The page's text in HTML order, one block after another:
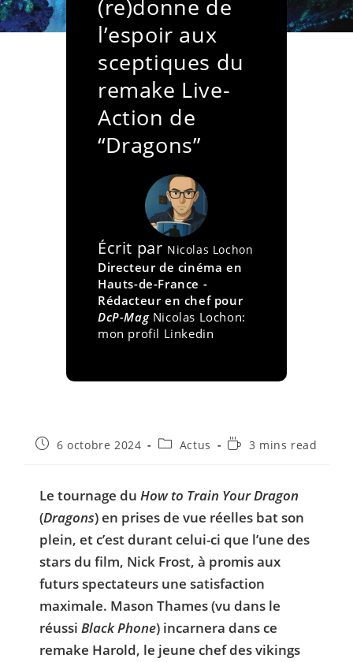
(re)donne de
l’espoir aux
sceptiques du
remake Live-
Action de
“Dragons”
Écrit par Nicolas Lochon
Directeur de cinéma en
Hauts-de-France -
Rédacteur en chef pour
DcP-Mag Nicolas Lochon:
mon profil Linkedin
Publication
6 octobre 2024
PostActus
Temps3 mins read
Le tournage du How to Train Your Dragon
(Dragons) en prises de vue réelles bat son
plein, et c’est durant celui-ci que l’une des
stars du film, Nick Frost, à promis aux
futurs spectateurs une satisfaction
maximale. Mason Thames (vu dans le
réussi Black Phone) incarnera dans ce
remake Harold, le jeune chef des vikings